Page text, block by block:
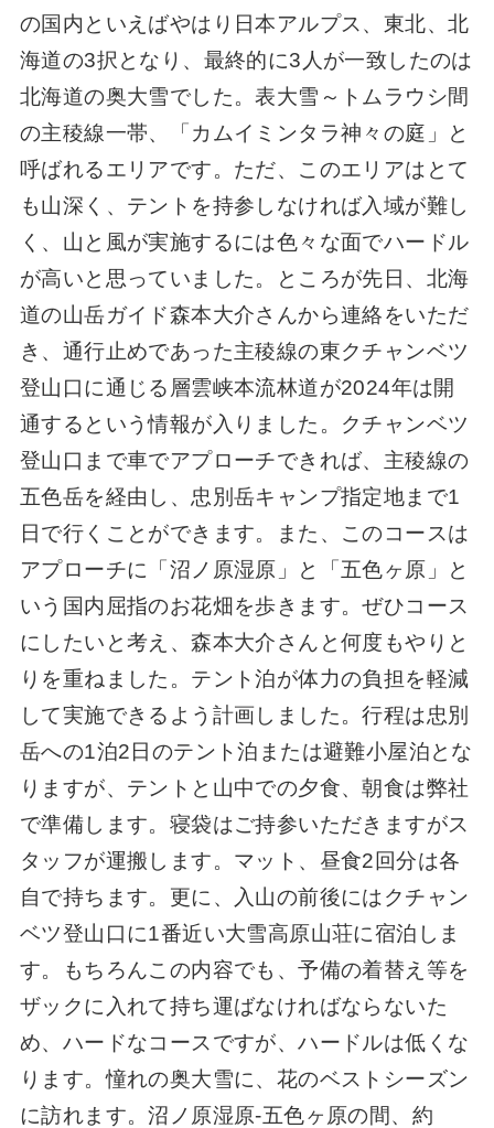
の国内といえばやはり日本アルプス、東北、北
海道の3択となり、最終的に3人が一致したのは
北海道の奥大雪でした。表大雪～トムラウシ間
の主稜線一帯、「カムイミンタラ神々の庭」と
呼ばれるエリアです。ただ、このエリアはとて
も山深く、テントを持参しなければ入域が難し
く、山と風が実施するには色々な面でハードル
が高いと思っていました。ところが先日、北海
道の山岳ガイド森本大介さんから連絡をいただ
き、通行止めであった主稜線の東クチャンベツ
登山口に通じる層雲峡本流林道が2024年は開
通するという情報が入りました。クチャンベツ
登山口まで車でアプローチできれば、主稜線の
五色岳を経由し、忠別岳キャンプ指定地まで1
日で行くことができます。また、このコースは
アプローチに「沼ノ原湿原」と「五色ヶ原」と
いう国内屈指のお花畑を歩きます。ぜひコース
にしたいと考え、森本大介さんと何度もやりと
りを重ねました。テント泊が体力の負担を軽減
して実施できるよう計画しました。行程は忠別
岳への1泊2日のテント泊または避難小屋泊とな
りますが、テントと山中での夕食、朝食は弊社
で準備します。寝袋はご持参いただきますがス
タッフが運搬します。マット、昼食2回分は各
自で持ちます。更に、入山の前後にはクチャン
ベツ登山口に1番近い大雪高原山荘に宿泊しま
す。もちろんこの内容でも、予備の着替え等を
ザックに入れて持ち運ばなければならないた
め、ハードなコースですが、ハードルは低くな
ります。憧れの奥大雪に、花のベストシーズン
に訪れます。沼ノ原湿原-五色ヶ原の間、約